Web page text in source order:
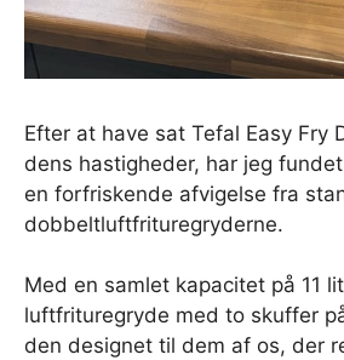
Efter at have sat Tefal Easy Fry
dens hastigheder, har jeg
en forfriskende afvigelse fra
dobbeltluftfrituregryderne.
Med en samlet kapacitet på 11
luftfrituregryde med to skuffer
den designet til dem af os, der